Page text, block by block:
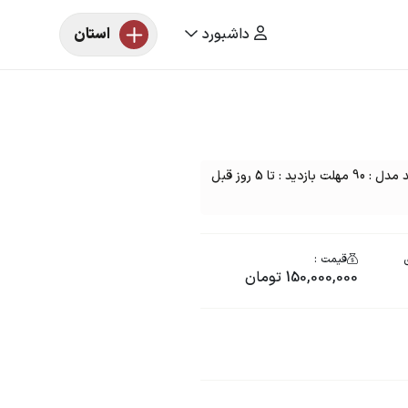
داشبورد استان
مزایده خودرو یک دستگاه ام وی ام 110 رنگ : سفید مدل : 90 مهلت بازدید : تا 5 روز قبل
قیمت :
150,000,000 تومان